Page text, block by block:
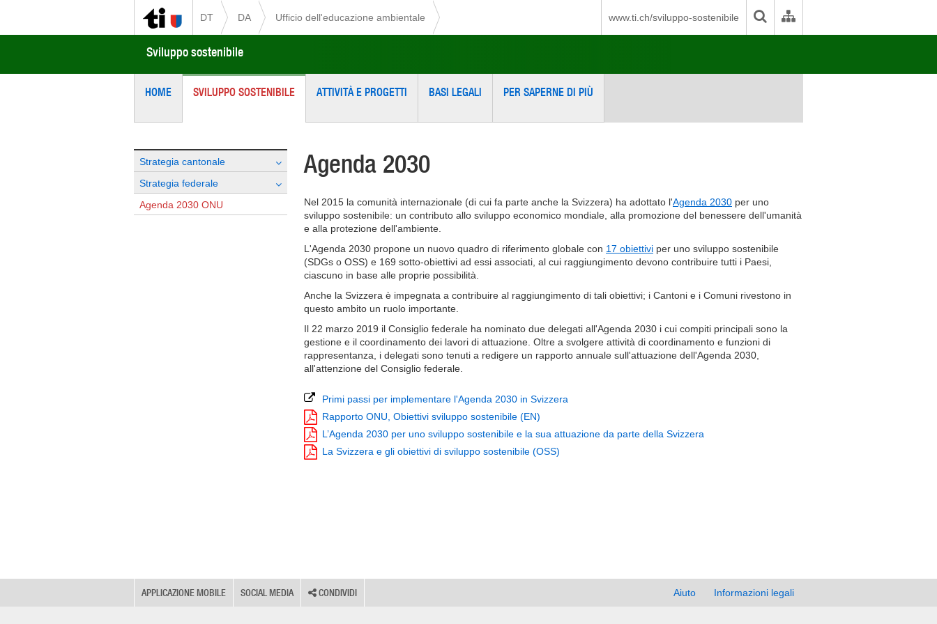
DT DA Ufficio dell'educazione ambientale www.ti.ch/sviluppo-sostenibile
Sviluppo sostenibile
HOME SVILUPPO SOSTENIBILE ATTIVITÀ E PROGETTI BASI LEGALI PER SAPERNE DI PIÙ
Strategia cantonale
Strategia federale
Agenda 2030 ONU
Agenda 2030
Nel 2015 la comunità internazionale (di cui fa parte anche la Svizzera) ha adottato l'Agenda 2030 per uno
sviluppo sostenibile: un contributo allo sviluppo economico mondiale, alla promozione del benessere dell'umanità
e alla protezione dell'ambiente.
L'Agenda 2030 propone un nuovo quadro di riferimento globale con 17 obiettivi per uno sviluppo sostenibile
(SDGs o OSS) e 169 sotto-obiettivi ad essi associati, al cui raggiungimento devono contribuire tutti i Paesi,
ciascuno in base alle proprie possibilità.
Anche la Svizzera è impegnata a contribuire al raggiungimento di tali obiettivi; i Cantoni e i Comuni rivestono in
questo ambito un ruolo importante.
Il 22 marzo 2019 il Consiglio federale ha nominato due delegati all'Agenda 2030 i cui compiti principali sono la
gestione e il coordinamento dei lavori di attuazione. Oltre a svolgere attività di coordinamento e funzioni di
rappresentanza, i delegati sono tenuti a redigere un rapporto annuale sull'attuazione dell'Agenda 2030,
all'attenzione del Consiglio federale.
Primi passi per implementare l'Agenda 2030 in Svizzera
Rapporto ONU, Obiettivi sviluppo sostenibile (EN)
L’Agenda 2030 per uno sviluppo sostenibile e la sua attuazione da parte della Svizzera
La Svizzera e gli obiettivi di sviluppo sostenibile (OSS)
APPLICAZIONE MOBILE SOCIAL MEDIA CONDIVIDI Aiuto Informazioni legali